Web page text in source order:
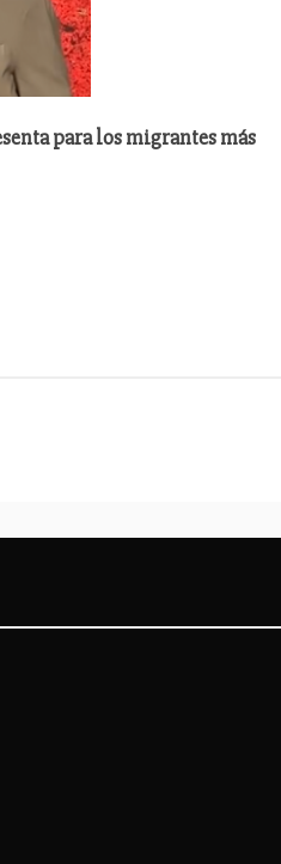
para los migrantes más